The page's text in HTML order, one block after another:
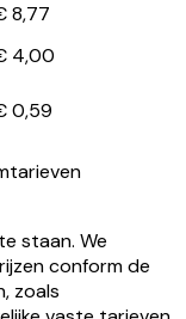
8,77
4,00
0,59
staan. We
conform de
zoals